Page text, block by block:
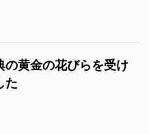
の黄金の花びらを受け
た